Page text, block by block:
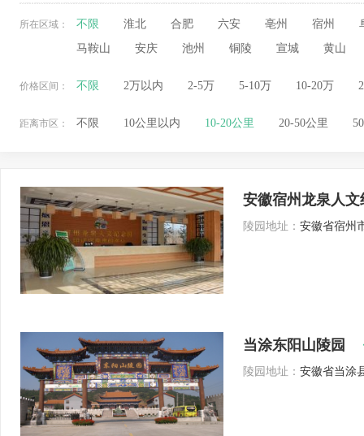
所在区域： 不限 淮北 合肥 六安 亳州 宿州
马鞍山
安庆 池州 铜陵 宣城 黄山
价格区间： 不限 2万以内 2-5万 5-10万 10-20万
距离市区： 不限 10公里以内 10-20公里 20-50公里
安徽宿州龙泉人文
陵园地址： 安徽省宿州
当涂东阳山陵园
陵园地址： 安徽省当涂